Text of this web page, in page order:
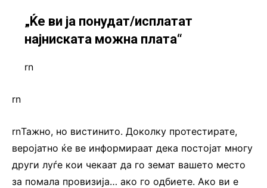
„Ќе ви ја понудат/исплатат
најниската можна плата“
rn
rn
rnТажно, но вистинито. Доколку протестирате,
веројатно ќе ве информираат дека постојат многу
други луѓе кои чекаат да го земат вашето место
за помала провизија… ако го одбиете. Ако ви е